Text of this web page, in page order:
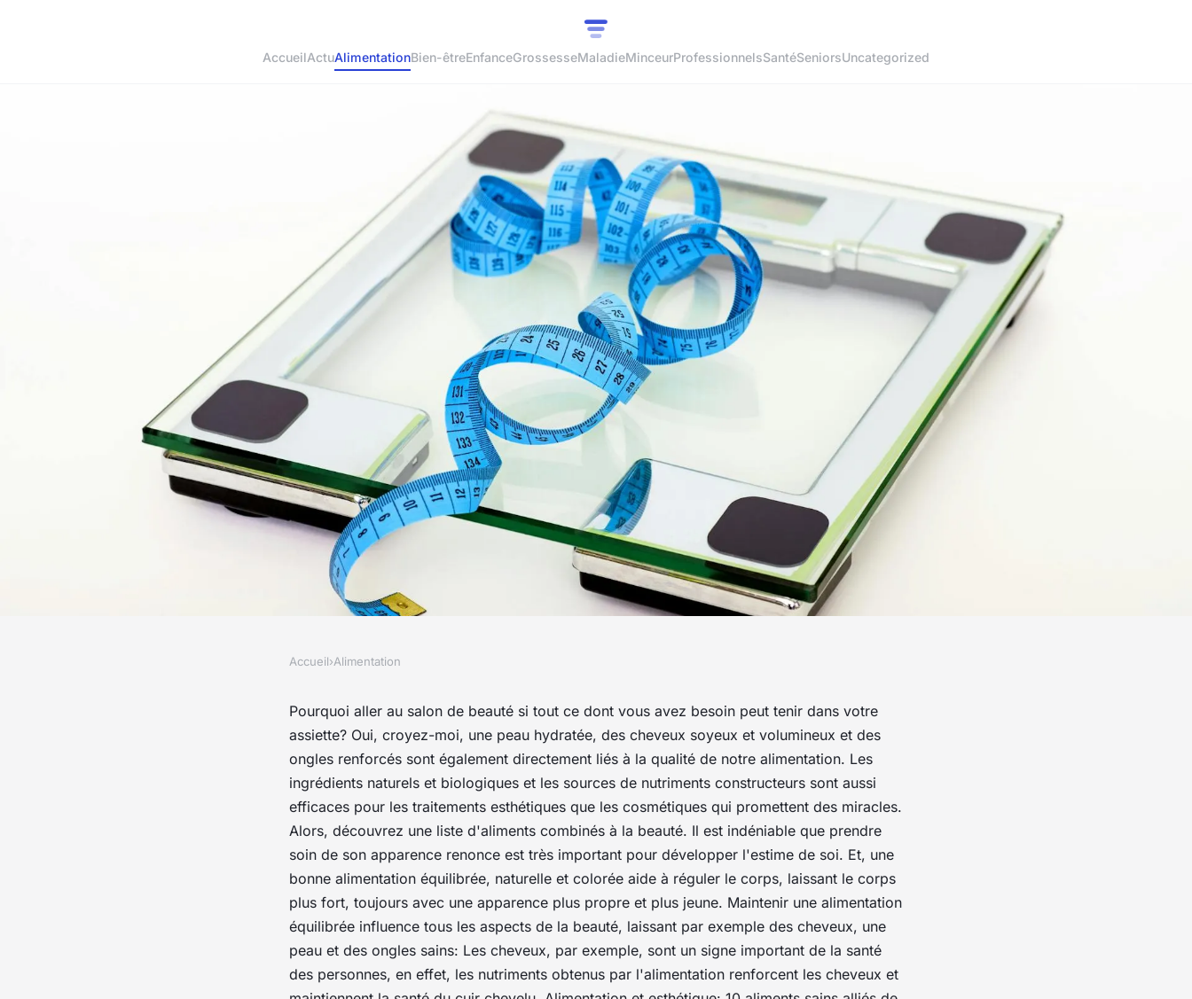
AccueilActuAlimentationBien-êtreEnfanceGrossesseMaladieMinceurProfessionnelsSantéSeniorsUncategorized
Peau, cheveux et ongles : 10 aliments
sains et alliés de sa beauté
Accueil›Alimentation
Pourquoi aller au salon de beauté si tout ce dont vous avez besoin peut tenir dans votre
assiette? Oui, croyez-moi, une peau hydratée, des cheveux soyeux et volumineux et des
ongles renforcés sont également directement liés à la qualité de notre alimentation. Les
ingrédients naturels et biologiques et les sources de nutriments constructeurs sont aussi
efficaces pour les traitements esthétiques que les cosmétiques qui promettent des miracles.
Alors, découvrez une liste d'aliments combinés à la beauté. Il est indéniable que prendre
soin de son apparence renonce est très important pour développer l'estime de soi. Et, une
bonne alimentation équilibrée, naturelle et colorée aide à réguler le corps, laissant le corps
plus fort, toujours avec une apparence plus propre et plus jeune. Maintenir une alimentation
équilibrée influence tous les aspects de la beauté, laissant par exemple des cheveux, une
peau et des ongles sains: Les cheveux, par exemple, sont un signe important de la santé
des personnes, en effet, les nutriments obtenus par l'alimentation renforcent les cheveux et